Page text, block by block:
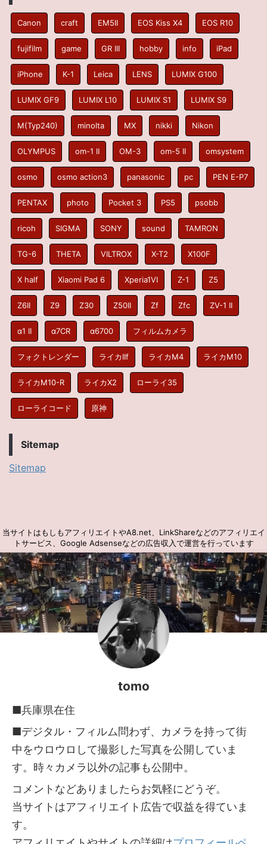
Canon craft EM5II EOS Kiss X4 EOS R10
fujifilm game GR III hobby info iPad
iPhone K-1 Leica LENS LUMIX G100
LUMIX GF9 LUMIX L10 LUMIX S1 LUMIX S9
M(Typ240) minolta MX nikki Nikon
OLYMPUS om-1 II OM-3 om-5 II omsystem
osmo osmo action3 panasonic pc PEN E-P7
PENTAX photo Pocket 3 PS5 psobb
ricoh SIGMA SONY sound TAMRON
TG-6 THETA VILTROX X-T2 X100F
X half Xiaomi Pad 6 Xperia1VI Z-1 Z5
Z6II Z9 Z30 Z50II Zf Zfc ZV-1 II
α1 II α7CR α6700 フィルムカメラ
フォクトレンダー ライカIIf ライカM4 ライカM10
ライカM10-R ライカX2 ローライ35
ローライコード 原神
Sitemap
Sitemap
当サイトはもしもアフィリエイトやA8.net、LinkShareなどのアフィリエイ
トサービス、Google Adsenseなどの広告収入で運営を行っています
tomo
■兵庫県在住
■デジタル・フィルム問わず、カメラを持って街
中をウロウロして撮影した写真を公開していま
す。時々カメラ以外の記事も公開中。
コメントなどありましたらお気軽にどうぞ。
当サイトはアフィリエイト広告で収益を得ていま
す。